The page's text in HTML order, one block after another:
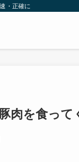
・正確に
肉を食っ